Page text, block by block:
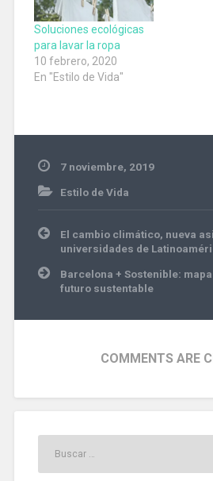
Soluciones ecológicas
para lavar la ropa
10 febrero, 2020
En "Estilo de Vida"
7 noviembre, 2019
Estilo de Vida
Navegación
de
entradas
El cambio climático, nueva
universidades de
Barcelona + Sostenible:
futuro sustentable
COMMENTS ARE